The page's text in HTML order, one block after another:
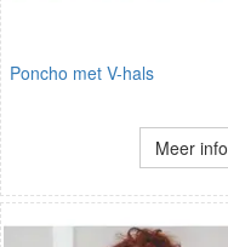
Poncho met V-hals
Meer info